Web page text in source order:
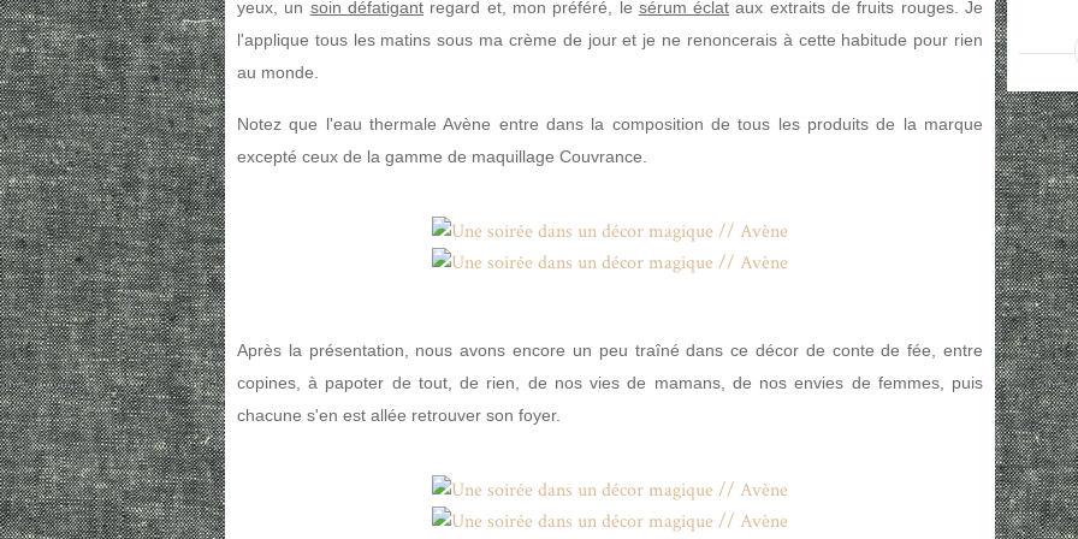
yeux, un soin défatigantregard et, mon préféré, le sérum éclat aux extraits de fruits rouges. Je
l'applique tous les matins sous ma crème de jour et je ne renoncerais à cette habitude pour rien
au monde.
Notez que l'eau thermale Avène entre dans la composition de tous les produits de la marque
excepté ceux de la gamme de maquillage Couvrance.
Après la présentation, nous avons encore un peu traîné dans ce décor de conte de fée, entre
copines, à papoter de tout, de rien, de nos vies de mamans, de nos envies de femmes, puis
chacune s'en est allée retrouver son foyer.